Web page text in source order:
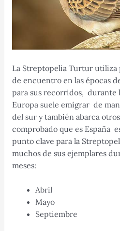
La Streptopelia Turtur
de encuentro en las épocas
para sus recorridos, durante
Europa suele emigrar de
del sur y también abarca
comprobado que es España
punto clave para la
muchos de sus ejemplares
meses:
Abril
Mayo
Septiembre